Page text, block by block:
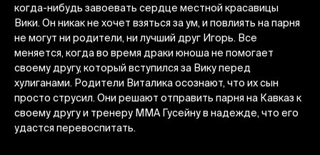
когда-нибудь завоевать сердце местной красавицы
Вики. Он никак не хочет взяться за ум, и повлиять на парня
не могут ни родители, ни лучший друг Игорь. Все
меняется, когда во время драки юноша не помогает
своему другу, который вступился за Вику перед
хулиганами. Родители Виталика осознают, что их сын
просто струсил. Они решают отправить парня на Кавказ к
своему другу и тренеру ММА Гусейну в надежде, что его
удастся перевоспитать.